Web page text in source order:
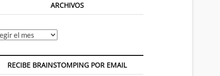
ARCHIVOS
RECIBE BRAINSTOMPING POR EMAIL